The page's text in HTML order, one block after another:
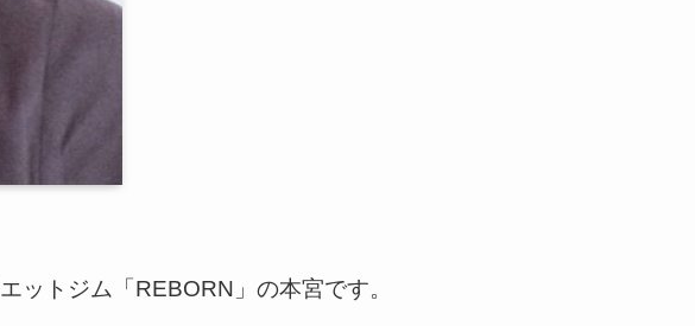
ットジム「REBORN」の本宮です。